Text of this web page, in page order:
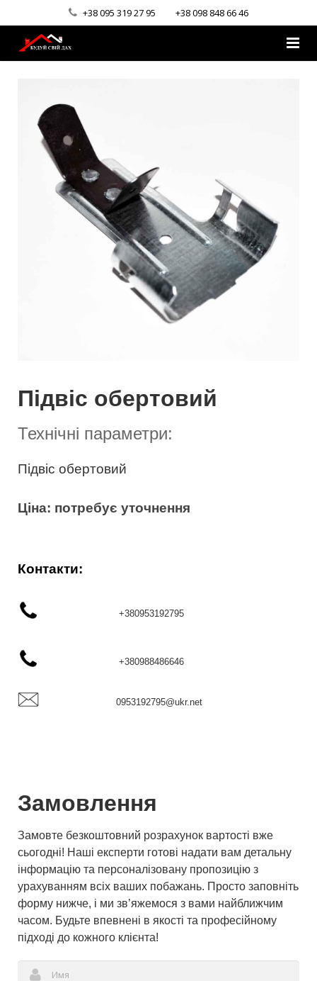
+38 095 319 27 95 +38 098 848 66 46
Про компанію
Асортимент
Галерея
Підвіс обертовий
Технічні параметри:
Підвіс обертовий
Ціна: потребує уточнення
Контакти:
+380953192795
+380988486646
0953192795@ukr.net
Замовлення
Замовте безкоштовний розрахунок вартості вже
сьогодні! Наші експерти готові надати вам детальну
інформацію та персоналізовану пропозицію з
урахуванням всіх ваших побажань. Просто заповніть
форму нижче, і ми зв’яжемося з вами найближчим
часом. Будьте впевнені в якості та професійному
підході до кожного клієнта!